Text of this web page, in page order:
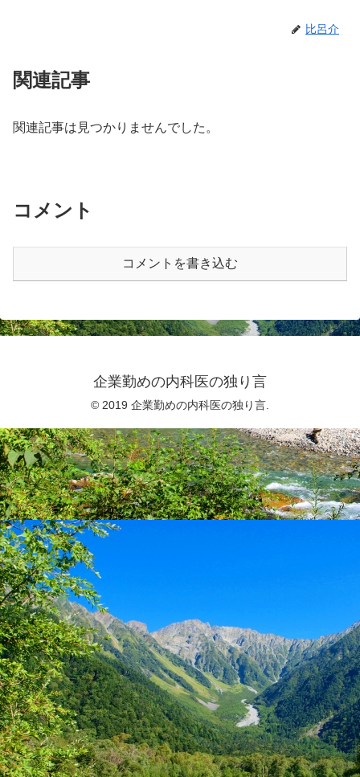
比呂介
関連記事
関連記事は見つかりませんでした。
コメント
コメントを書き込む
企業勤めの内科医の独り言
© 2019 企業勤めの内科医の独り言.